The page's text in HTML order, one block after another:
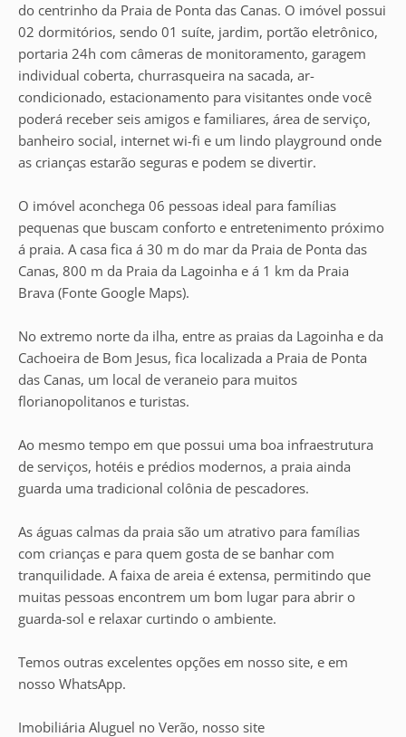
do centrinho da Praia de Ponta das Canas. O imóvel possui
02 dormitórios, sendo 01 suíte, jardim, portão eletrônico,
portaria 24h com câmeras de monitoramento, garagem
individual coberta, churrasqueira na sacada, ar-
condicionado, estacionamento para visitantes onde você
poderá receber seis amigos e familiares, área de serviço,
banheiro social, internet wi-fi e um lindo playground onde
as crianças estarão seguras e podem se divertir.
O imóvel aconchega 06 pessoas ideal para famílias
pequenas que buscam conforto e entretenimento próximo
á praia. A casa fica á 30 m do mar da Praia de Ponta das
Canas, 800 m da Praia da Lagoinha e á 1 km da Praia
Brava (Fonte Google Maps).
No extremo norte da ilha, entre as praias da Lagoinha e da
Cachoeira de Bom Jesus, fica localizada a Praia de Ponta
das Canas, um local de veraneio para muitos
florianopolitanos e turistas.
Ao mesmo tempo em que possui uma boa infraestrutura
de serviços, hotéis e prédios modernos, a praia ainda
guarda uma tradicional colônia de pescadores.
As águas calmas da praia são um atrativo para famílias
com crianças e para quem gosta de se banhar com
tranquilidade. A faixa de areia é extensa, permitindo que
muitas pessoas encontrem um bom lugar para abrir o
guarda-sol e relaxar curtindo o ambiente.
Temos outras excelentes opções em nosso site, e em
nosso WhatsApp.
Imobiliária Aluguel no Verão, nosso site